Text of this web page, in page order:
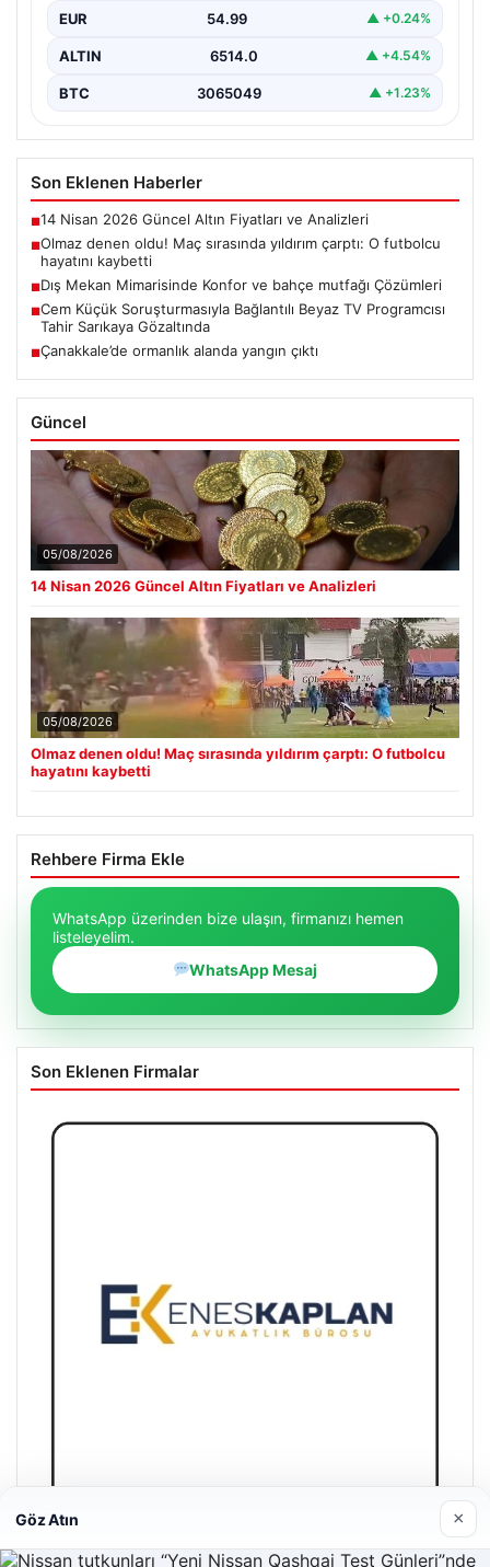
EUR 54.99 ▲ +0.24%
ALTIN 6514.0 ▲ +4.54%
BTC 3065049 ▲ +1.23%
Son Eklenen Haberler
■14 Nisan 2026 Güncel Altın Fiyatları ve Analizleri
■Olmaz denen oldu! Maç sırasında yıldırım çarptı: O futbolcu
hayatını kaybetti
■Dış Mekan Mimarisinde Konfor ve bahçe mutfağı Çözümleri
■Cem Küçük Soruşturmasıyla Bağlantılı Beyaz TV Programcısı
Tahir Sarıkaya Gözaltında
■Çanakkale’de ormanlık alanda yangın çıktı
Güncel
05/08/2026
14 Nisan 2026 Güncel Altın Fiyatları ve Analizleri
05/08/2026
Olmaz denen oldu! Maç sırasında yıldırım çarptı: O futbolcu
hayatını kaybetti
Rehbere Firma Ekle
WhatsApp üzerinden bize ulaşın, firmanızı hemen
listeleyelim.
WhatsApp Mesaj
Son Eklenen Firmalar
Enes Kaplan Avukatlık Bürosu
Göz Atın ×